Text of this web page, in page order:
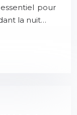
pour
la nuit…